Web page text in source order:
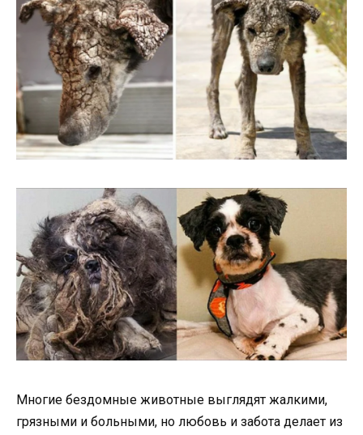
Многие бездомные животные выглядят жалкими,
грязными и больными, но любовь и забота делает из